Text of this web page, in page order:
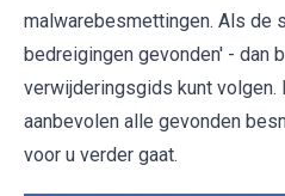
malwarebesmettingen. Als de
bedreigingen gevonden' - dan
verwijderingsgids kunt volgen.
aanbevolen alle gevonden
voor u verder gaat.